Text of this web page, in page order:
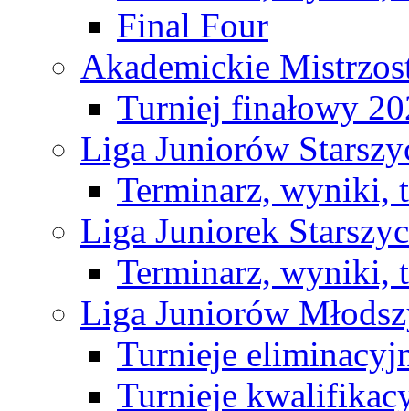
Final Four
Akademickie
Turniej finałowy
Liga Juniorów
Terminarz, wyniki,
Liga Juniorek
Terminarz, wyniki,
Liga Juniorów
Turnieje
Turnieje